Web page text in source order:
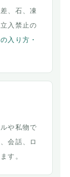
、石、凍
入禁止の
入り方・
や私物で
会話、ロ
す。